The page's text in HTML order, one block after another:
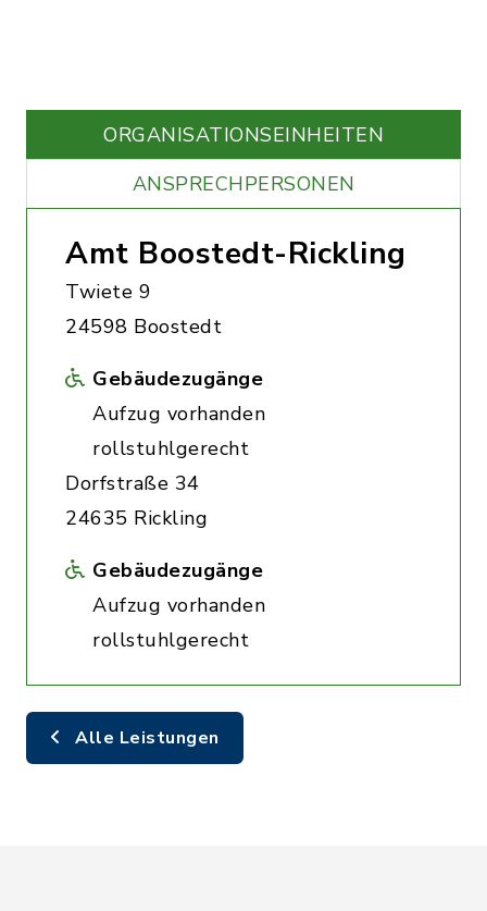
ORGANISATIONS­EINHEITEN
ANSPRECHPERSONEN
Amt Boostedt-Rickling
Twiete 9
24598 Boostedt
Gebäudezugänge
Aufzug vorhanden
rollstuhlgerecht
Dorfstraße 34
24635 Rickling
Gebäudezugänge
Aufzug vorhanden
rollstuhlgerecht
Alle Leistungen